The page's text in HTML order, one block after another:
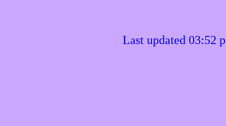
Last updated 03:52